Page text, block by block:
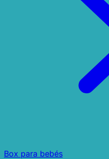
Box para bebés